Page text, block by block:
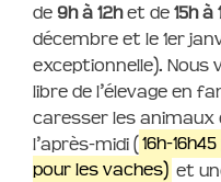
de 9h à 12het de 15h à
décembre et le 1er
exceptionnelle). Nous
libre de l’élevage en
caresser les animaux
l’après-midi (16h-
pour les vaches) et